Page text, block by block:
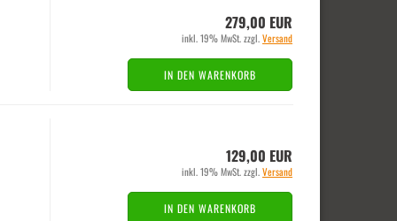
279,00 EUR
inkl. 19% MwSt. zzgl.Versand
IN DEN WARENKORB
129,00 EUR
inkl. 19% MwSt. zzgl.Versand
IN DEN WARENKORB